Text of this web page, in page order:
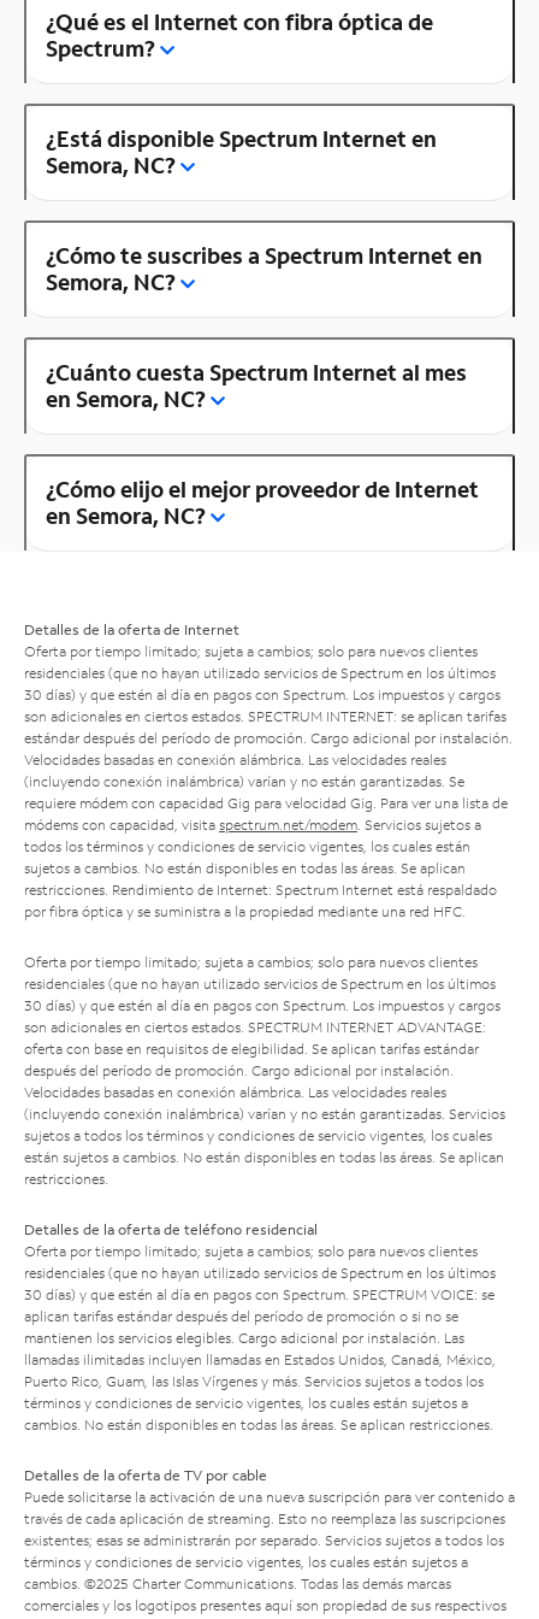
¿Qué es el Internet con fibra óptica de
Spectrum?
¿Está disponible Spectrum Internet en
Semora, NC?
¿Cómo te suscribes a Spectrum Internet en
Semora, NC?
¿Cuánto cuesta Spectrum Internet al mes
en Semora, NC?
¿Cómo elijo el mejor proveedor de Internet
en Semora, NC?
Detalles de la oferta de Internet
Oferta por tiempo limitado; sujeta a cambios; solo para nuevos clientes
residenciales (que no hayan utilizado servicios de Spectrum en los últimos
30 días) y que estén al día en pagos con Spectrum. Los impuestos y cargos
son adicionales en ciertos estados. SPECTRUM INTERNET: se aplican tarifas
estándar después del período de promoción. Cargo adicional por instalación.
Velocidades basadas en conexión alámbrica. Las velocidades reales
(incluyendo conexión inalámbrica) varían y no están garantizadas. Se
requiere módem con capacidad Gig para velocidad Gig. Para ver una lista de
módems con capacidad, visita spectrum.net/modem . Servicios sujetos a
todos los términos y condiciones de servicio vigentes, los cuales están
sujetos a cambios. No están disponibles en todas las áreas. Se aplican
restricciones. Rendimiento de Internet: Spectrum Internet está respaldado
por fibra óptica y se suministra a la propiedad mediante una red HFC.
Oferta por tiempo limitado; sujeta a cambios; solo para nuevos clientes
residenciales (que no hayan utilizado servicios de Spectrum en los últimos
30 días) y que estén al día en pagos con Spectrum. Los impuestos y cargos
son adicionales en ciertos estados. SPECTRUM INTERNET ADVANTAGE:
oferta con base en requisitos de elegibilidad. Se aplican tarifas estándar
después del período de promoción. Cargo adicional por instalación.
Velocidades basadas en conexión alámbrica. Las velocidades reales
(incluyendo conexión inalámbrica) varían y no están garantizadas. Servicios
sujetos a todos los términos y condiciones de servicio vigentes, los cuales
están sujetos a cambios. No están disponibles en todas las áreas. Se aplican
restricciones.
Detalles de la oferta de teléfono residencial
Oferta por tiempo limitado; sujeta a cambios; solo para nuevos clientes
residenciales (que no hayan utilizado servicios de Spectrum en los últimos
30 días) y que estén al día en pagos con Spectrum. SPECTRUM VOICE: se
aplican tarifas estándar después del período de promoción o si no se
mantienen los servicios elegibles. Cargo adicional por instalación. Las
llamadas ilimitadas incluyen llamadas en Estados Unidos, Canadá, México,
Puerto Rico, Guam, las Islas Vírgenes y más. Servicios sujetos a todos los
términos y condiciones de servicio vigentes, los cuales están sujetos a
cambios. No están disponibles en todas las áreas. Se aplican restricciones.
Detalles de la oferta de TV por cable
Puede solicitarse la activación de una nueva suscripción para ver contenido a
través de cada aplicación de streaming. Esto no reemplaza las suscripciones
existentes; esas se administrarán por separado. Servicios sujetos a todos los
términos y condiciones de servicio vigentes, los cuales están sujetos a
cambios. ©2025 Charter Communications. Todas las demás marcas
comerciales y los logotipos presentes aquí son propiedad de sus respectivos